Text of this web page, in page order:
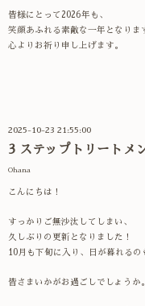
皆様にとって2026年も、
笑顔あふれる素敵な一年となりま
心よりお祈り申し上げます。
2025-10-23 21:55:00
3 ステップトリートメ
Ohana
こんにちは！
すっかりご無沙汰してしまい、
久しぶりの更新となりました！
10月も下旬に入り、日が暮れる
皆さまいかがお過ごしでしょうか。